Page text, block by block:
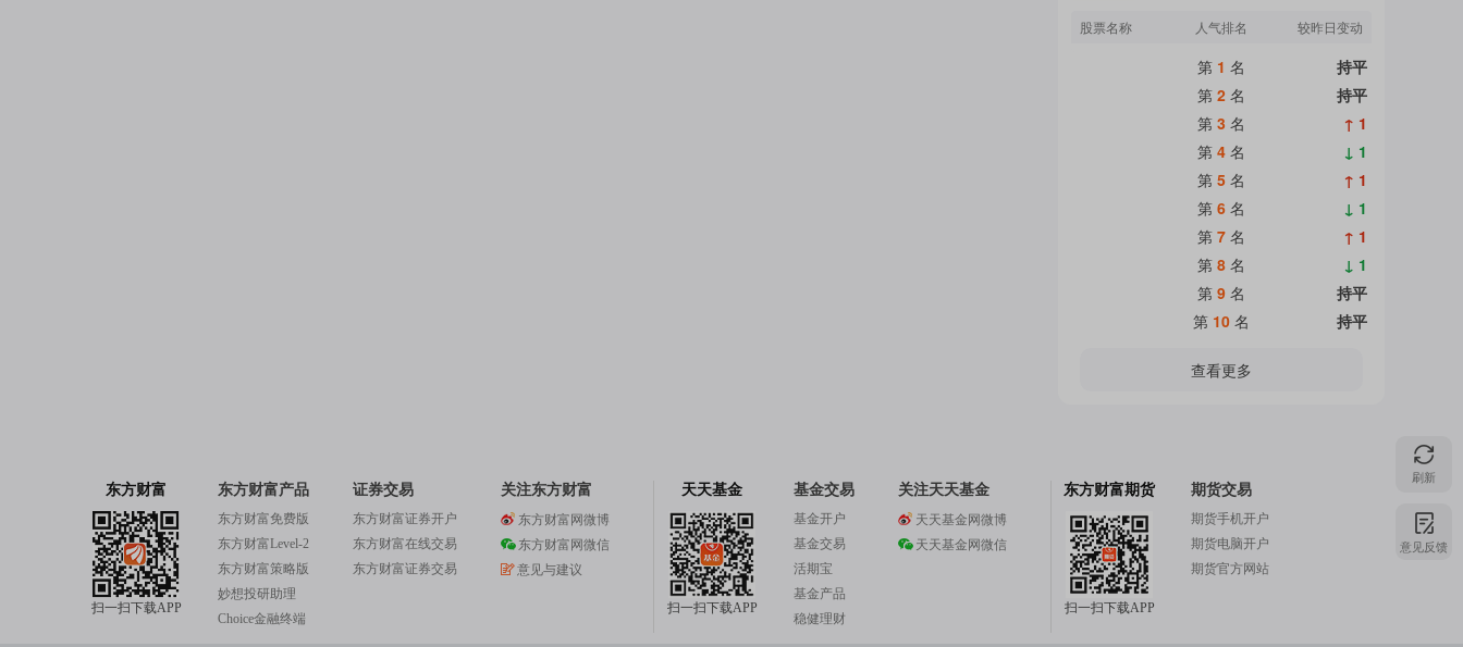
股票名称 人气排名 较昨日变动
第 1 名
持平
第 2 名
持平
第 3 名
↑ 1
第 4 名
↓ 1
第 5 名
↑ 1
第 6 名
↓ 1
第 7 名
↑ 1
第 8 名
↓ 1
第 9 名
持平
第 10 名 持平
查看更多
刷新
意见反馈
东方财富
扫一扫下载APP
东方财富产品
东方财富免费版
东方财富Level-2
东方财富策略版
妙想投研助理
Choice金融终端
证券交易
东方财富证券开户
东方财富在线交易
东方财富证券交易
关注东方财富
东方财富网微博
东方财富网微信
意见与建议
天天基金
扫一扫下载APP
基金交易
基金开户
基金交易
活期宝
基金产品
稳健理财
关注天天基金
天天基金网微博
天天基金网微信
东方财富期货
扫一扫下载APP
期货交易
期货手机开户
期货电脑开户
期货官方网站